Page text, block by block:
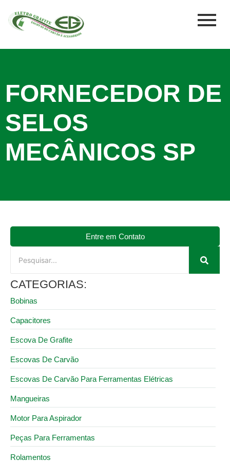
FORNECEDOR DE
SELOS
MECÂNICOS SP
Entre em Contato
CATEGORIAS:
Bobinas
Capacitores
Escova De Grafite
Escovas De Carvão
Escovas De Carvão Para Ferramentas Elétricas
Mangueiras
Motor Para Aspirador
Peças Para Ferramentas
Rolamentos